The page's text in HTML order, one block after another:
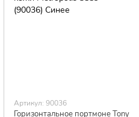
Артикул: 90036
Горизонтальное портмоне Tony